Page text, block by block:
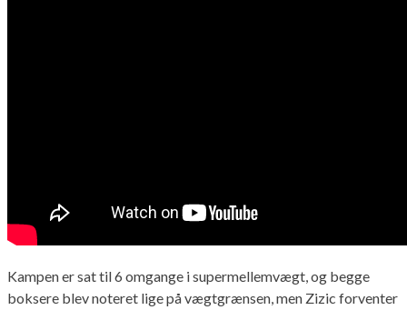
Kampen er sat til 6 omgange i supermellemvægt, og begge
boksere blev noteret lige på vægtgrænsen, men Zizic forventer